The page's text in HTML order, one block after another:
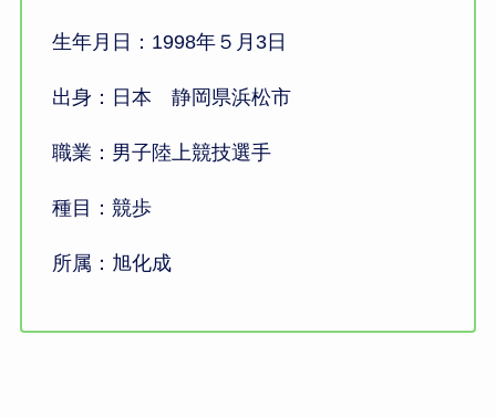
生年月日：1998年５月3日
出身：日本 静岡県浜松市
職業：男子陸上競技選手
種目：競歩
所属：旭化成